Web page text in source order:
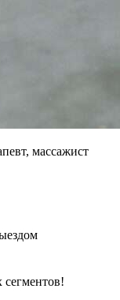
массажист